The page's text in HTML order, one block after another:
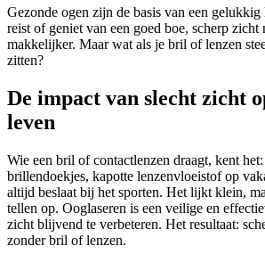
Gezonde ogen zijn de basis van een gelukkig leven. Of je nu sport,
reist of geniet van een goed boe, scherp zicht
makkelijker. Maar wat als je bril of lenzen
zitten?
De impact van slecht zicht
leven
Wie een bril of contactlenzen draagt, kent
brillendoekjes, kapotte lenzenvloeistof op
altijd beslaat bij het sporten. Het lijkt klein,
tellen op. Ooglaseren is een veilige en
zicht blijvend te verbeteren. Het resultaat:
zonder bril of lenzen.